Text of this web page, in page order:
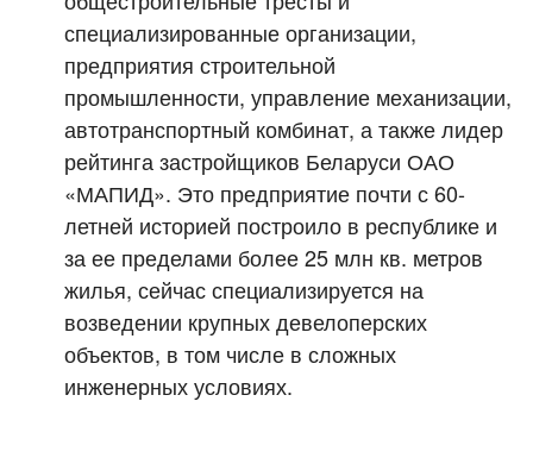
специализированные организации,
предприятия строительной
промышленности, управление механизации,
автотранспортный комбинат, а также лидер
рейтинга застройщиков Беларуси ОАО
«МАПИД». Это предприятие почти с 60-
летней историей построило в республике и
за ее пределами более 25 млн кв. метров
жилья, сейчас специализируется на
возведении крупных девелоперских
объектов, в том числе в сложных
инженерных условиях.